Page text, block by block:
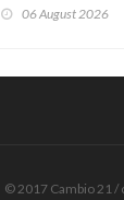
al "ring raja". Se
06 August 2026
© 2017 Cambio 21 /